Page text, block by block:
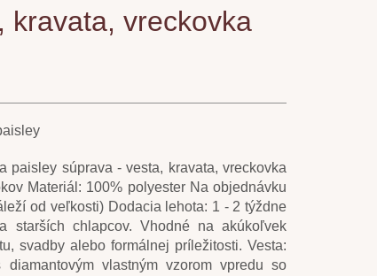
kravata, vreckovka
paisley súprava - vesta, kravata, vreckovka
Materiál: 100% polyester Na objednávku
od veľkosti) Dodacia lehota: 1 - 2 týždne
starších chlapcov. Vhodné na akúkoľvek
svadby alebo formálnej príležitosti. Vesta:
vlastným vzorom vpredu so